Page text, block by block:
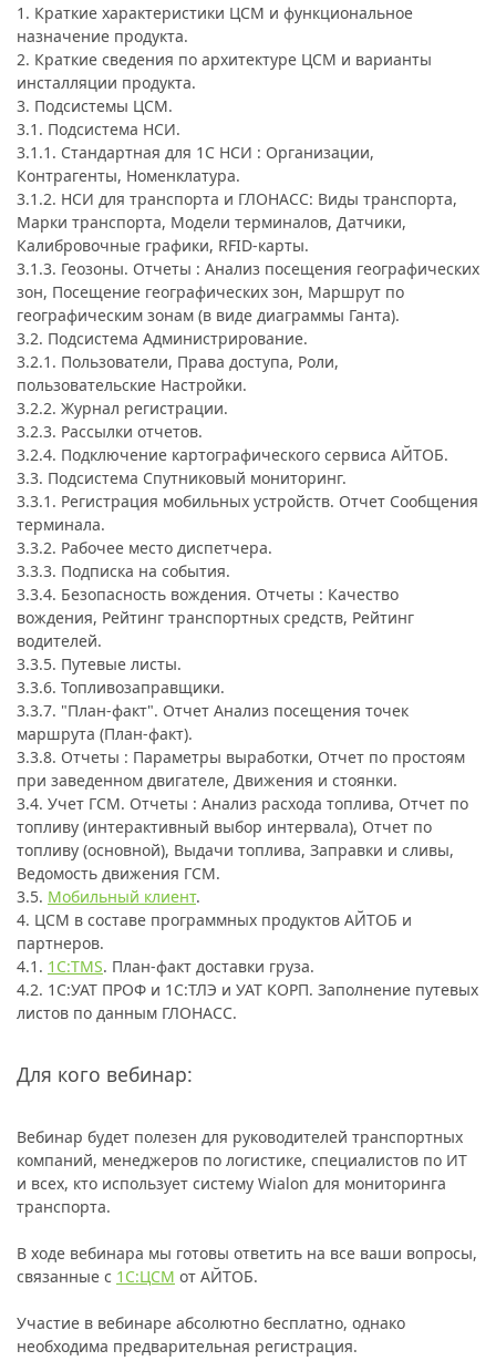
1. Краткие характеристики ЦСМ и функциональное
назначение продукта.
2. Краткие сведения по архитектуре ЦСМ и варианты
инсталляции продукта.
3. Подсистемы ЦСМ.
3.1. Подсистема НСИ.
3.1.1. Стандартная для 1С НСИ : Организации,
Контрагенты, Номенклатура.
3.1.2. НСИ для транспорта и ГЛОНАСС: Виды транспорта,
Марки транспорта, Модели терминалов, Датчики,
Калибровочные графики, RFID-карты.
3.1.3. Геозоны. Отчеты : Анализ посещения географических
зон, Посещение географических зон, Маршрут по
географическим зонам (в виде диаграммы Ганта).
3.2. Подсистема Администрирование.
3.2.1. Пользователи, Права доступа, Роли,
пользовательские Настройки.
3.2.2. Журнал регистрации.
3.2.3. Рассылки отчетов.
3.2.4. Подключение картографического сервиса АЙТОБ.
3.3. Подсистема Спутниковый мониторинг.
3.3.1. Регистрация мобильных устройств. Отчет Сообщения
терминала.
3.3.2. Рабочее место диспетчера.
3.3.3. Подписка на события.
3.3.4. Безопасность вождения. Отчеты : Качество
вождения, Рейтинг транспортных средств, Рейтинг
водителей.
3.3.5. Путевые листы.
3.3.6. Топливозаправщики.
3.3.7. "План-факт". Отчет Анализ посещения точек
маршрута (План-факт).
3.3.8. Отчеты : Параметры выработки, Отчет по простоям
при заведенном двигателе, Движения и стоянки.
3.4. Учет ГСМ. Отчеты : Анализ расхода топлива, Отчет по
топливу (интерактивный выбор интервала), Отчет по
топливу (основной), Выдачи топлива, Заправки и сливы,
Ведомость движения ГСМ.
3.5. Мобильный клиент.
4. ЦСМ в составе программных продуктов АЙТОБ и
партнеров.
4.1. 1С:TMS. План-факт доставки груза.
4.2. 1С:УАТ ПРОФ и 1С:ТЛЭ и УАТ КОРП. Заполнение путевых
листов по данным ГЛОНАСС.
Для кого вебинар:
Вебинар будет полезен для руководителей транспортных
компаний, менеджеров по логистике, специалистов по ИТ
и всех, кто использует систему Wialon для мониторинга
транспорта.
В ходе вебинара мы готовы ответить на все ваши вопросы,
связанные с 1С:ЦСМ от АЙТОБ.
Участие в вебинаре абсолютно бесплатно, однако
необходима предварительная регистрация.